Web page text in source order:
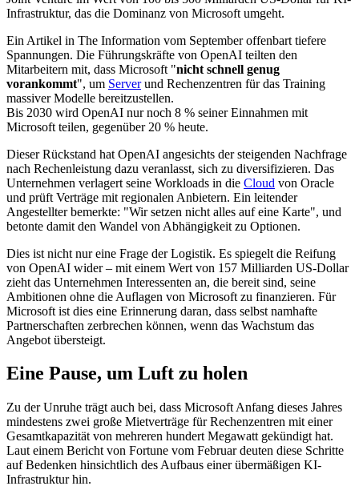
Infrastruktur, das die Dominanz von Microsoft umgeht.
Ein Artikel in The Information vom September offenbart tiefere
Spannungen. Die Führungskräfte von OpenAI teilten den
Mitarbeitern mit, dass Microsoft "nicht schnell genug
vorankommt", um Serverund Rechenzentren für das Training
massiver Modelle bereitzustellen.
Bis 2030 wird OpenAI nur noch 8 % seiner Einnahmen mit
Microsoft teilen, gegenüber 20 % heute.
Dieser Rückstand hat OpenAI angesichts der steigenden Nachfrage
nach Rechenleistung dazu veranlasst, sich zu diversifizieren. Das
Unternehmen verlagert seine Workloads in die Cloud von Oracle
und prüft Verträge mit regionalen Anbietern. Ein leitender
Angestellter bemerkte: "Wir setzen nicht alles auf eine Karte", und
betonte damit den Wandel von Abhängigkeit zu Optionen.
Dies ist nicht nur eine Frage der Logistik. Es spiegelt die Reifung
von OpenAI wider – mit einem Wert von 157 Milliarden US-Dollar
zieht das Unternehmen Interessenten an, die bereit sind, seine
Ambitionen ohne die Auflagen von Microsoft zu finanzieren. Für
Microsoft ist dies eine Erinnerung daran, dass selbst namhafte
Partnerschaften zerbrechen können, wenn das Wachstum das
Angebot übersteigt.
Eine Pause, um Luft zu holen
Zu der Unruhe trägt auch bei, dass Microsoft Anfang dieses Jahres
mindestens zwei große Mietverträge für Rechenzentren mit einer
Gesamtkapazität von mehreren hundert Megawatt gekündigt hat.
Laut einem Bericht von Fortune vom Februar deuten diese Schritte
auf Bedenken hinsichtlich des Aufbaus einer übermäßigen KI-
Infrastruktur hin.